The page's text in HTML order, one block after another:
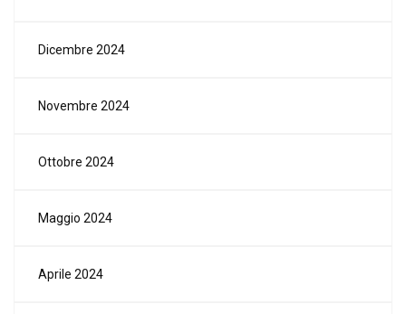
Dicembre 2024
Novembre 2024
Ottobre 2024
Maggio 2024
Aprile 2024